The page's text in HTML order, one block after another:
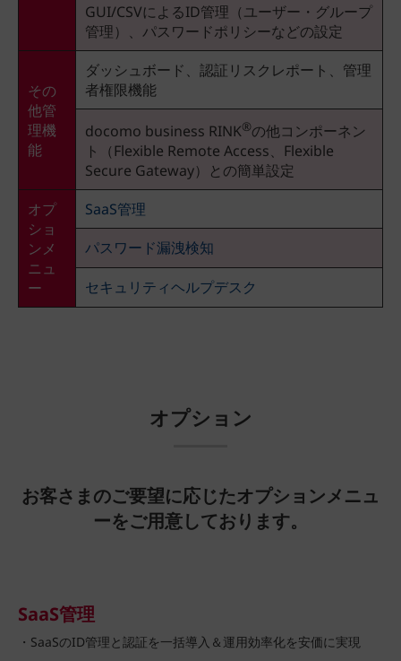
GUI/CSVによるID管理（ユーザー・グループ
管理）、パスワードポリシーなどの設定
その
他管
理機
能
ダッシュボード、認証リスクレポート、管理
者権限機能
docomo business RINK®の他コンポーネン
ト（Flexible Remote Access、Flexible
Secure Gateway）との簡単設定
オプ
ショ
ンメ
ニュ
ー
SaaS管理
パスワード漏洩検知
セキュリティヘルプデスク
オプション
お客さまのご要望に応じたオプションメニュ
ーをご用意しております。
SaaS管理
・SaaSのID管理と認証を一括導入＆運用効率化を安価に実現